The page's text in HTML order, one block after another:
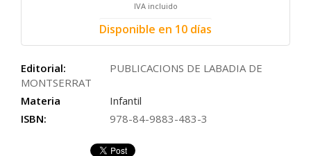
IVA incluido
Disponible en 10 días
Editorial:
PUBLICACIONS DE LABADIA DE
MONTSERRAT
Materia
Infantil
ISBN:
978-84-9883-483-3